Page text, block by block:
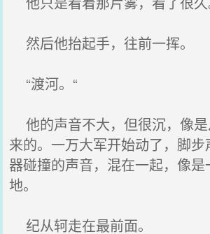
然后他抬起手，往前一挥。
“渡河。“
他的声音不大，但很沉，像
来的。一万大军开始动了，脚
器碰撞的声音，混在一起，像
地。
纪从轲走在最前面。